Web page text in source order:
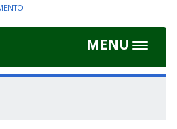
MENU
Toggle